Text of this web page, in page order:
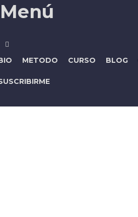
Menú
METODO CURSO BLOG